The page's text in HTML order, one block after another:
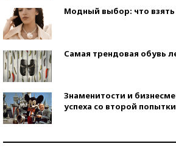
Модный выбор: что взять
Самая трендовая обувь
Знаменитости и
успеха со второй попытки